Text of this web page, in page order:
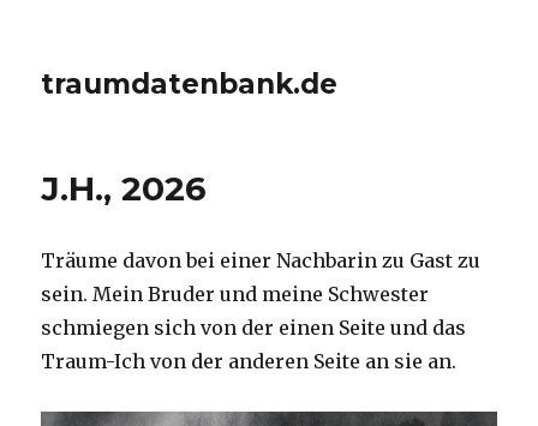
traumdatenbank.de
J.H., 2026
Träume davon bei einer Nachbarin zu Gast zu
sein. Mein Bruder und meine Schwester
schmiegen sich von der einen Seite und das
Traum-Ich von der anderen Seite an sie an.